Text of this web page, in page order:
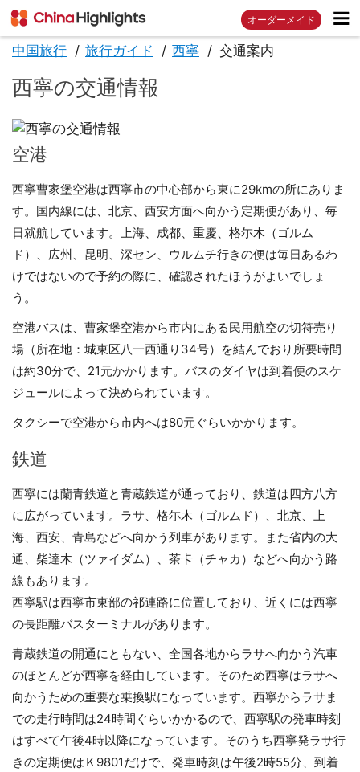
オーダーメイド
中国旅行 旅行ガイド 西寧 交通案内
西寧の交通情報
空港
西寧曹家堡空港は西寧市の中心部から東に29kmの所にありま
す。国内線には、北京、西安方面へ向かう定期便があり、毎
日就航しています。上海、成都、重慶、格尓木（ゴルム
ド）、広州、昆明、深セン、ウルムチ行きの便は毎日あるわ
けではないので予約の際に、確認されたほうがよいでしょ
う。
空港バスは、曹家堡空港から市内にある民用航空の切符売り
場（所在地：城東区八一西通り34号）を結んでおり所要時間
は約30分で、21元かかります。バスのダイヤは到着便のスケ
ジュールによって決められています。
タクシーで空港から市内へは80元ぐらいかかります。
鉄道
西寧には蘭青鉄道と青蔵鉄道が通っており、鉄道は四方八方
に広がっています。ラサ、格尓木（ゴルムド）、北京、上
海、西安、青島などへ向かう列車があります。また省内の大
通、柴達木（ツァイダム）、茶卡（チャカ）などへ向かう路
線もあります。
西寧駅は西寧市東部の祁連路に位置しており、近くには西寧
の長距離バスターミナルがあります。
青蔵鉄道の開通にともない、全国各地からラサへ向かう汽車
のほとんどが西寧を経由しています。そのため西寧はラサへ
向かうための重要な乗換駅になっています。西寧からラサま
での走行時間は24時間ぐらいかかるので、西寧駅の発車時刻
はすべて午後4時以降になっています。そのうち西寧発ラサ行
きの定期便はＫ9801だけで、発車時刻は午後2時55分、到着